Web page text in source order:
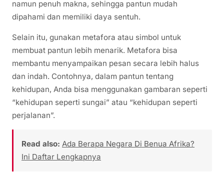
namun penuh makna, sehingga pantun mudah
dipahami dan memiliki daya sentuh.
Selain itu, gunakan metafora atau simbol untuk
membuat pantun lebih menarik. Metafora bisa
membantu menyampaikan pesan secara lebih halus
dan indah. Contohnya, dalam pantun tentang
kehidupan, Anda bisa menggunakan gambaran seperti
“kehidupan seperti sungai” atau “kehidupan seperti
perjalanan”.
Read also: Ada Berapa Negara Di Benua Afrika?
Ini Daftar Lengkapnya